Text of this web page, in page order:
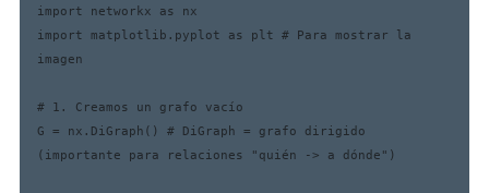
import networkx as nx
import matplotlib.pyplot as plt # Para mostrar la
imagen
# 1. Creamos un grafo vacío
G = nx.DiGraph() # DiGraph = grafo dirigido
(importante para relaciones "quién -> a dónde")